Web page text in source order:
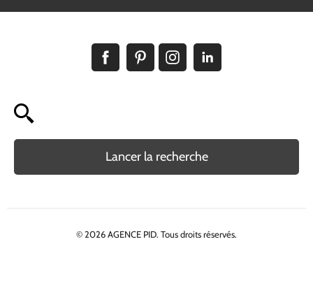
Lancer la recherche
© 2026 AGENCE PID. Tous droits réservés.